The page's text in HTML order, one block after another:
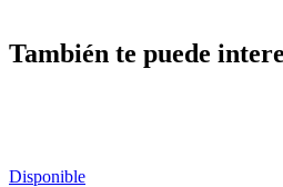
También te puede
Disponible